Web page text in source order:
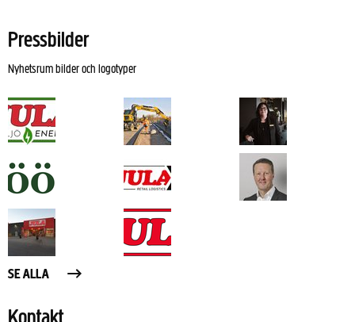
Pressbilder
Nyhetsrum bilder och logotyper
SE ALLA